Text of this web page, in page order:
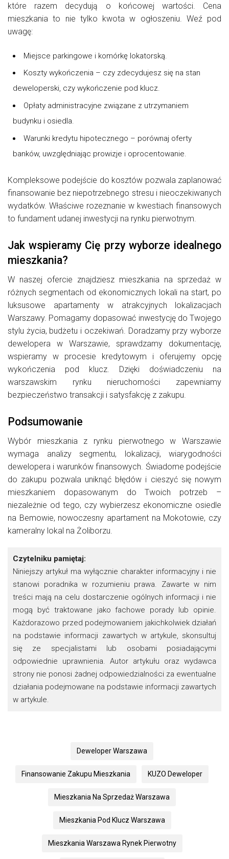
które razem decydują o końcowej wartości. Cena
mieszkania to nie tylko kwota w ogłoszeniu. Weź pod
uwagę:
Miejsce parkingowe i komórkę lokatorską.
Koszty wykończenia – czy zdecydujesz się na stan
deweloperski, czy wykończenie pod klucz.
Opłaty administracyjne związane z utrzymaniem
budynku i osiedla.
Warunki kredytu hipotecznego – porównaj oferty
banków, uwzględniając prowizje i oprocentowanie.
Kompleksowe podejście do kosztów pozwala zaplanować
finansowanie bez niepotrzebnego stresu i nieoczekiwanych
wydatków. Właściwe rozeznanie w kwestiach finansowych
to fundament udanej inwestycji na rynku pierwotnym.
Jak wspieramy Cię przy wyborze idealnego
mieszkania?
W naszej ofercie znajdziesz mieszkania na sprzedaż w
różnych segmentach od ekonomicznych lokali na start, po
luksusowe apartamenty w atrakcyjnych lokalizacjach
Warszawy. Pomagamy dopasować inwestycję do Twojego
stylu życia, budżetu i oczekiwań. Doradzamy przy wyborze
dewelopera w Warszawie, sprawdzamy dokumentację,
wspieramy w procesie kredytowym i oferujemy opcję
wykończenia pod klucz. Dzięki doświadczeniu na
warszawskim rynku nieruchomości zapewniamy
bezpieczeństwo transakcji i satysfakcję z zakupu.
Podsumowanie
Wybór mieszkania z rynku pierwotnego w Warszawie
wymaga analizy segmentu, lokalizacji, wiarygodności
dewelopera i warunków finansowych. Świadome podejście
do zakupu pozwala uniknąć błędów i cieszyć się nowym
mieszkaniem dopasowanym do Twoich potrzeb –
niezależnie od tego, czy wybierzesz ekonomiczne osiedle
na Bemowie, nowoczesny apartament na Mokotowie, czy
kameralny lokal na Żoliborzu.
Czytelniku pamiętaj:
Niniejszy artykuł ma wyłącznie charakter informacyjny i nie
stanowi poradnika w rozumieniu prawa. Zawarte w nim
treści mają na celu dostarczenie ogólnych informacji i nie
mogą być traktowane jako fachowe porady lub opinie.
Każdorazowo przed podejmowaniem jakichkolwiek działań
na podstawie informacji zawartych w artykule, skonsultuj
się ze specjalistami lub osobami posiadającymi
odpowiednie uprawnienia. Autor artykułu oraz wydawca
strony nie ponosi żadnej odpowiedzialności za ewentualne
działania podejmowane na podstawie informacji zawartych
w artykule.
Deweloper Warszawa
Finansowanie Zakupu Mieszkania KUZO Deweloper
Mieszkania Na Sprzedaż Warszawa
Mieszkania Pod Klucz Warszawa
Mieszkania Warszawa Rynek Pierwotny